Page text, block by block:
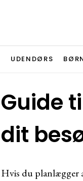
UDENDØRS
Guide
dit
Hvis du planlægger